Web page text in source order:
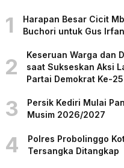
1
Harapan Besar Cicit
Buchori untuk Gus
2
Keseruan Warga dan
saat Sukseskan Aksi
Partai Demokrat Ke-25
3
Persik Kediri Mulai
Musim 2026/2027
4
Polres Probolinggo
Tersangka Ditangkap